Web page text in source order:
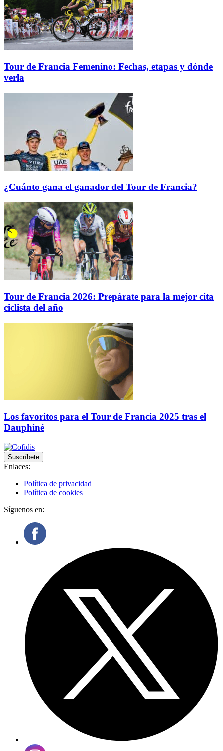
Tour de Francia Femenino: Fechas, etapas y dónde
verla
¿Cuánto gana el ganador del Tour de Francia?
Tour de Francia 2026: Prepárate para la mejor cita
ciclista del año
Los favoritos para el Tour de Francia 2025 tras el
Dauphiné
Suscríbete
Enlaces:
Política de privacidad
Política de cookies
Síguenos en: